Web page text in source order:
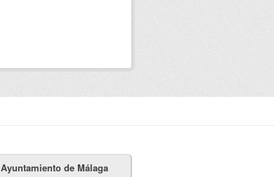
Ayuntamiento de Málaga